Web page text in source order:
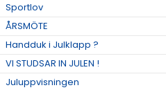
Sportlov
ÅRSMÖTE
Handduk i Julklapp ?
VI STUDSAR IN JULEN !
Juluppvisningen